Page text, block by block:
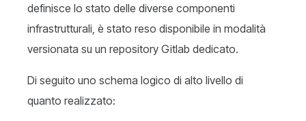
definisce lo stato delle diverse componenti
infrastrutturali, è stato reso disponibile in modalità
versionata su un repository Gitlab dedicato.
Di seguito uno schema logico di alto livello di
quanto realizzato: